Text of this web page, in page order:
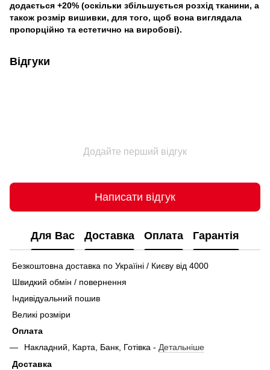
додається +20% (оскільки збільшується розхід тканини, а
також розмір вишивки, для того, щоб вона виглядала
пропорційно та естетично на виробові).
Відгуки
Додайте перший відгук
Написати відгук
Для Вас Доставка Оплата Гарантія
Безкоштовна доставка по Україіні / Києву від 4000
Швидкий обмін / повернення
Індивідуальний пошив
Великі розміри
Оплата
Накладний, Карта, Банк, Готівка - Детальніше
Доставка